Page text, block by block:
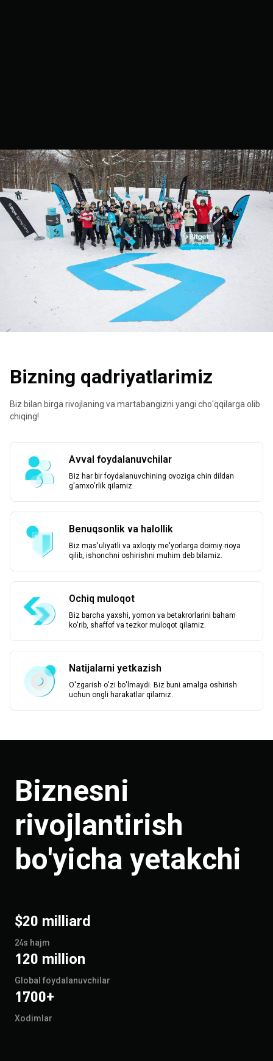
Bizning qadriyatlarimiz
Biz bilan birga rivojlaning va martabangizni yangi cho'qqilarga olib
chiqing!
Avval foydalanuvchilar
Biz har bir foydalanuvchining ovoziga chin dildan
g'amxo'rlik qilamiz.
Benuqsonlik va halollik
Biz mas'uliyatli va axloqiy me'yorlarga doimiy rioya
qilib, ishonchni oshirishni muhim deb bilamiz.
Ochiq muloqot
Biz barcha yaxshi, yomon va betakrorlarini baham
ko'rib, shaffof va tezkor muloqot qilamiz.
Natijalarni yetkazish
O'zgarish o'zi bo'lmaydi. Biz buni amalga oshirish
uchun ongli harakatlar qilamiz.
Biznesni
rivojlantirish
bo'yicha yetakchi
$20 milliard
24s hajm
120 million
Global foydalanuvchilar
1700+
Xodimlar